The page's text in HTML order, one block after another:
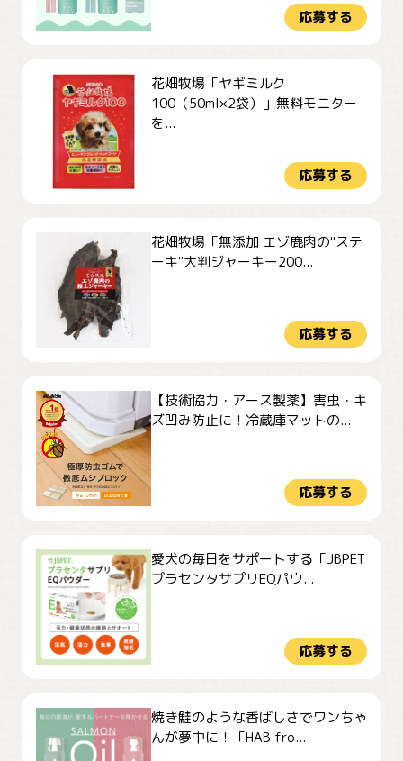
応募する
花畑牧場「ヤギミルク
100（50ml×2袋）」無料モニター
を...
応募する
花畑牧場「無添加 エゾ鹿肉の"ステ
ーキ"大判ジャーキー200...
応募する
【技術協力・アース製薬】害虫・キ
ズ凹み防止に！冷蔵庫マットの...
応募する
愛犬の毎日をサポートする「JBPET
プラセンタサプリEQパウ...
応募する
焼き鮭のような香ばしさでワンちゃ
んが夢中に！「HAB fro...